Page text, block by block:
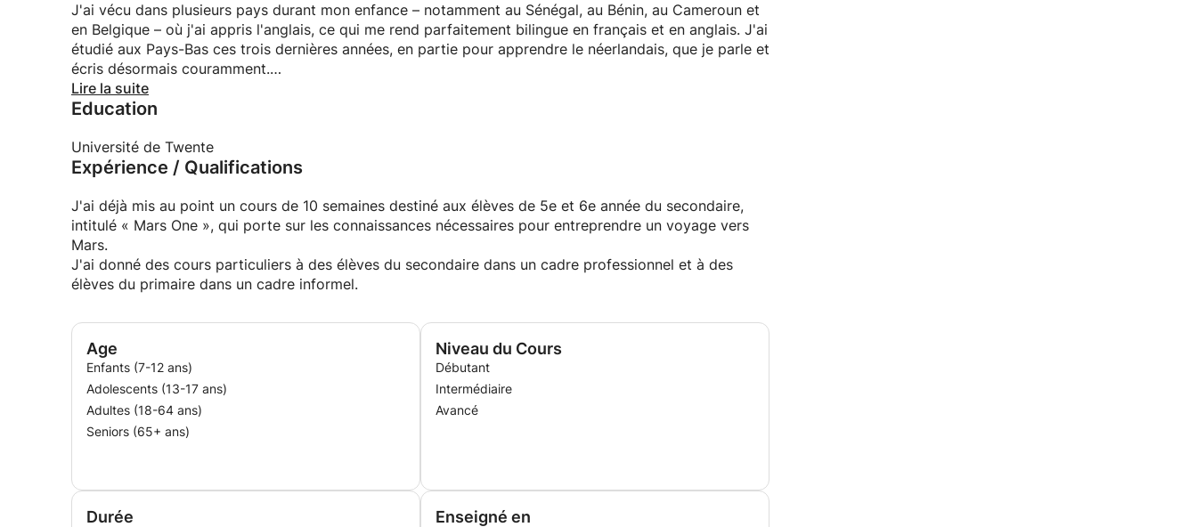
J'ai vécu dans plusieurs pays durant mon enfance – notamment au Sénégal, au Bénin, au Cameroun et
en Belgique – où j'ai appris l'anglais, ce qui me rend parfaitement bilingue en français et en anglais. J'ai
étudié aux Pays-Bas ces trois dernières années, en partie pour apprendre le néerlandais, que je parle et
écris désormais couramment.
J'aime le sport, la lecture et l'aventure :)
Lire la suite
Education
Université de Twente
Expérience / Qualifications
J'ai déjà mis au point un cours de 10 semaines destiné aux élèves de 5e et 6e année du secondaire,
intitulé « Mars One », qui porte sur les connaissances nécessaires pour entreprendre un voyage vers
Mars.
J'ai donné des cours particuliers à des élèves du secondaire dans un cadre professionnel et à des
élèves du primaire dans un cadre informel.
Age
Enfants (7-12 ans)
Adolescents (13-17 ans)
Adultes (18-64 ans)
Seniors (65+ ans)
Niveau du Cours
Débutant
Intermédiaire
Avancé
Durée Enseigné en